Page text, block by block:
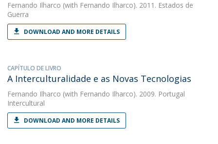
Fernando Ilharco (with Fernando Ilharco). 2011. Estados de
Guerra
DOWNLOAD AND MORE DETAILS
CAPÍTULO DE LIVRO
A Interculturalidade e as Novas Tecnologias
Fernando Ilharco (with Fernando Ilharco). 2009. Portugal
Intercultural
DOWNLOAD AND MORE DETAILS